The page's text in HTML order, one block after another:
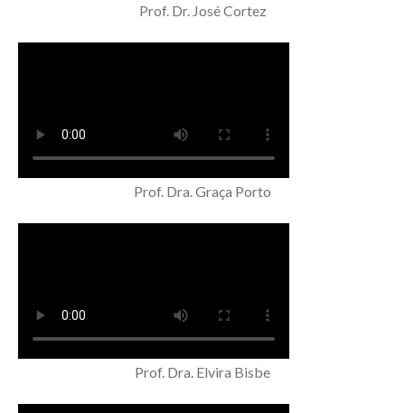
Prof. Dr. José Cortez
Prof. Dra. Graça Porto
Prof. Dra. Elvira Bisbe